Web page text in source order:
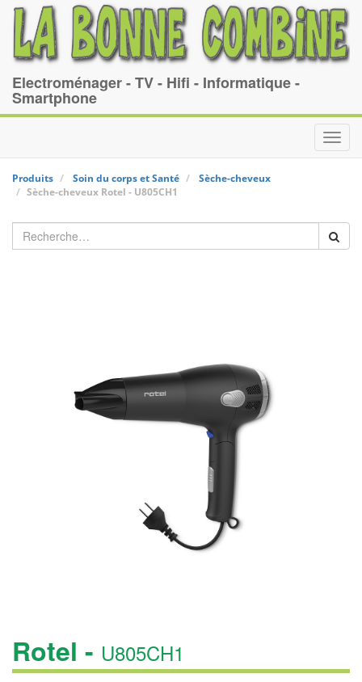
Electroménager - TV - Hifi - Informatique -
Smartphone
Produits Soin du corps et Santé
Sèche-cheveux
Sèche-cheveux Rotel - U805CH1
Rotel - U805CH1